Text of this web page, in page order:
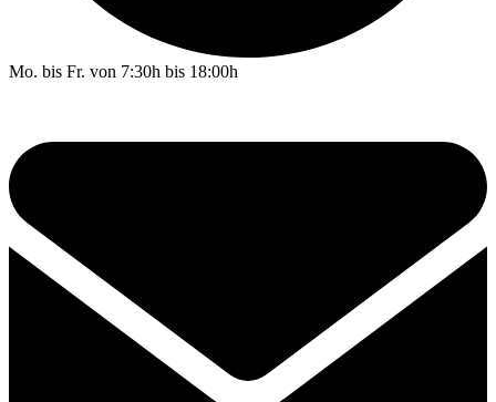
Mo. bis Fr. von 7:30h bis 18:00h